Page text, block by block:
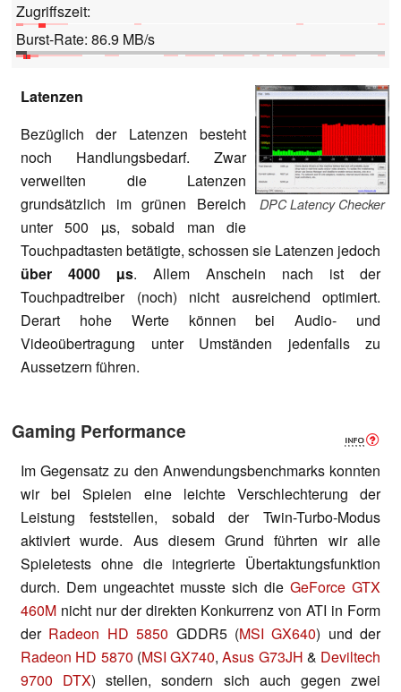
Zugriffszeit:
Burst-Rate: 86.9 MB/s
DPC Latency Checker
Latenzen
Bezüglich der Latenzen besteht
noch Handlungsbedarf. Zwar
verweilten die Latenzen
grundsätzlich im grünen Bereich
unter 500 µs, sobald man die
Touchpadtasten betätigte, schossen sie Latenzen jedoch
über 4000 µs. Allem Anschein nach ist der
Touchpadtreiber (noch) nicht ausreichend optimiert.
Derart hohe Werte können bei Audio- und
Videoübertragung unter Umständen jedenfalls zu
Aussetzern führen.
Gaming Performance
Im Gegensatz zu den Anwendungsbenchmarks konnten
wir bei Spielen eine leichte Verschlechterung der
Leistung feststellen, sobald der Twin-Turbo-Modus
aktiviert wurde. Aus diesem Grund führten wir alle
Spieletests ohne die integrierte Übertaktungsfunktion
durch. Dem ungeachtet musste sich die GeForce GTX
460M nicht nur der direkten Konkurrenz von ATI in Form
der Radeon HD 5850 GDDR5 (MSI GX640) und der
Radeon HD 5870 (MSI GX740,Asus G73JH & Deviltech
9700 DTX) stellen, sondern sich auch gegen zwei